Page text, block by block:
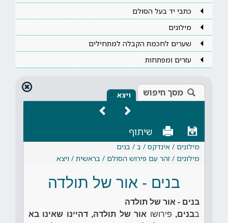
כתבי יד בעל הסולם
מילונים
שערים לחכמת הקבלה למתחילים
עזרים ומפתחות
מסך חיפוש ויצא ×
שיתוף
מילונים / אינדקס / ב / בנים
מילונים / זהר עם פירוש הסולם / בראשית / ויצא
בנים - אור של תולדה
בנים - אור של תולדה
בבנים, פירושו אור של תולדה, דהיינו שאינו בא